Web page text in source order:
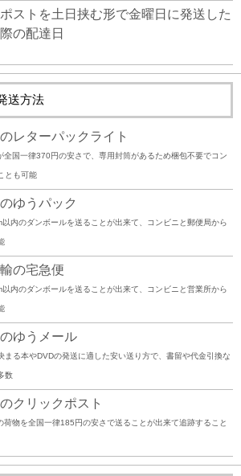
ストを土日挟む形で金曜日に発送した
の配達日
送方法
レターパックライト
全国一律370円の安さで、専用封筒があるため梱包不要でコン
とも可能
ゆうパック
内のダンボールを送ることが出来て、コンビニと郵便局から
の宅急便
内のダンボールを送ることが出来て、コンビニと営業所から
ゆうメール
まる本やDVDの発送に適した安い送り方で、書留や代金引換な
数
クリックポスト
荷物を全国一律185円の安さで送ることが出来て追跡すること